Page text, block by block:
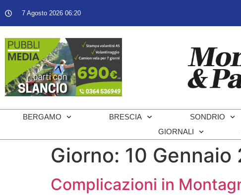
7 Agosto 2026 06:20
BERGAMO BRESCIA SONDRIO
GIORNALI
Giorno: 10 Gennaio
Complicazioni in